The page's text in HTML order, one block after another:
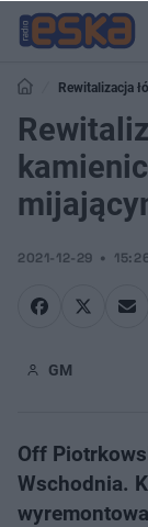
Rewitalizacja
2021-12-29
GM
Off
Wschodnia.